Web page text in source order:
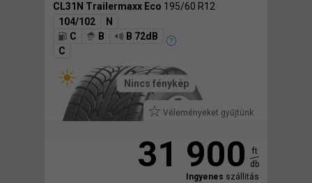
CL31N Trailermaxx Eco 195/60 R12
104/102
N
C
B
B 72dB
C
Véleményeket gyűjtünk
Nincs fénykép
31 900
ft
db
Ingyenes szállitás